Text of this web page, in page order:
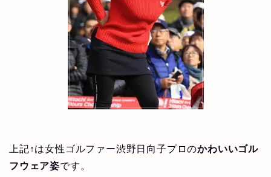
上記↑は女性ゴルファー渋野日向子プロのかわいいゴル
フウェア姿です。